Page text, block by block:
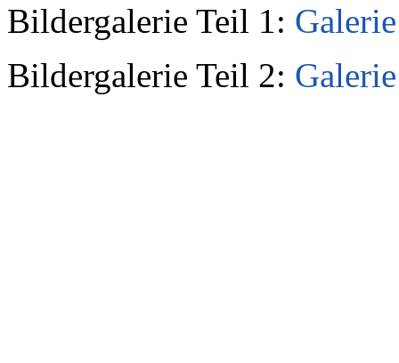
Bildergalerie Teil 1: Galerie
Bildergalerie Teil 2: Galerie